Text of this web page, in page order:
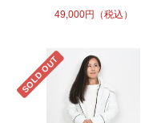
49,000円（税込）
SOLD OUT